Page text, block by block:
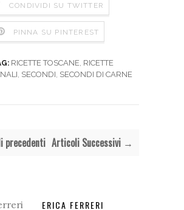
CONDIVIDI SU TWITTER
PINNA SU PINTEREST
RICETTE TOSCANE RICETTE
SECONDI SECONDI DI CARNE
Articoli Successivi →
ERICA FERRERI